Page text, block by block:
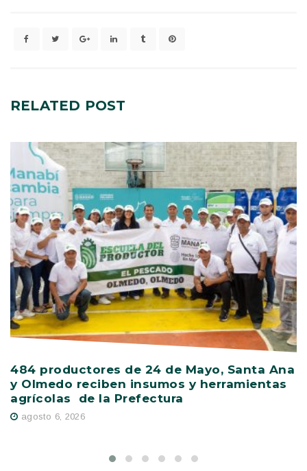
RELATED POST
484 productores de 24 de Mayo, Santa Ana
y Olmedo reciben insumos y herramientas
agrícolas de la Prefectura
agosto 6, 2026